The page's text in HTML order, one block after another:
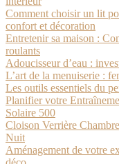
Comment choisir un lit
confort et décoration
Entretenir sa maison :
roulants
Adoucisseur d’eau :
L’art de la menuiserie :
Les outils essentiels du
Planifier votre
Solaire 500
Cloison Verrière
Nuit
Aménagement de votre